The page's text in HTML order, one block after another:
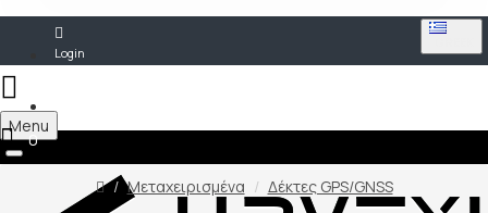
Login
Menu
0
Μεταχειρισμένα Δέκτες GPS/GNSS